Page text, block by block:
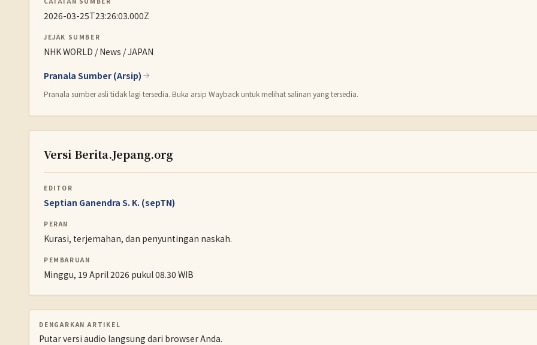
2026-03-25T23:26:03.000Z
JEJAK SUMBER
NHK WORLD / News / JAPAN
Pranala Sumber (Arsip)
Pranala sumber asli tidak lagi tersedia. Buka arsip Wayback untuk melihat salinan yang tersedia.
Versi Berita.Jepang.org
EDITOR
Septian Ganendra S. K. (sepTN)
PERAN
Kurasi, terjemahan, dan penyuntingan naskah.
PEMBARUAN
Minggu, 19 April 2026 pukul 08.30 WIB
DENGARKAN ARTIKEL
Putar versi audio langsung dari browser Anda.